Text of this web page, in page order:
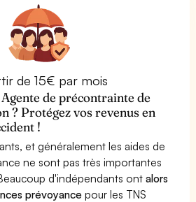
de 15€ par mois
de précontrainte de
? Protégez vos revenus en
!
et généralement les aides de
ne sont pas très importantes
d'indépendants ontalors
prévoyance pour les TNS